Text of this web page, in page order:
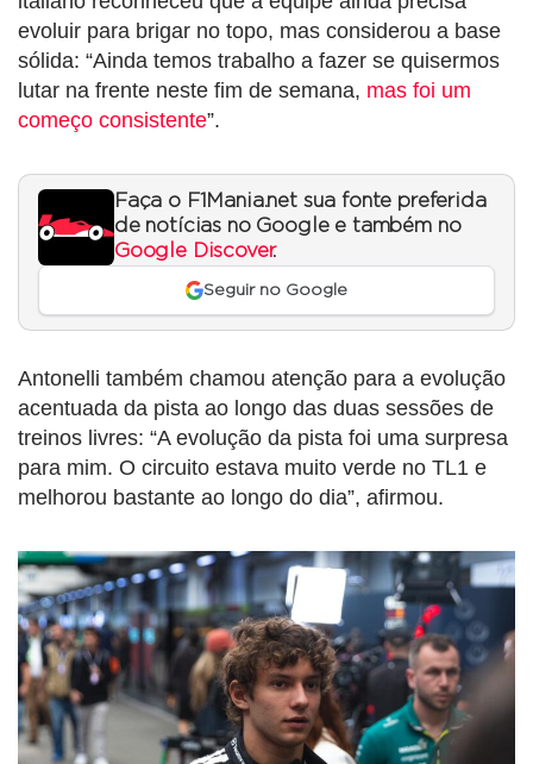
evoluir para brigar no topo, mas considerou a base
sólida: “Ainda temos trabalho a fazer se quisermos
lutar na frente neste fim de semana, mas foi um
começo consistente”.
Faça o F1Mania.net sua fonte preferida
de notícias no Google e também no
Google Discover.
Seguir no Google
Antonelli também chamou atenção para a evolução
acentuada da pista ao longo das duas sessões de
treinos livres: “A evolução da pista foi uma surpresa
para mim. O circuito estava muito verde no TL1 e
melhorou bastante ao longo do dia”, afirmou.